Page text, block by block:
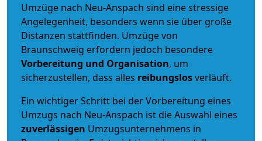
Umzüge nach Neu-Anspach sind eine stressige
Angelegenheit, besonders wenn sie über große
Distanzen stattfinden. Umzüge von
Braunschweig erfordern jedoch besondere
Vorbereitung und Organisation, um
sicherzustellen, dass alles reibungslosverläuft.
Ein wichtiger Schritt bei der Vorbereitung eines
Umzugs nach Neu-Anspach ist die Auswahl eines
zuverlässigen Umzugsunternehmens in